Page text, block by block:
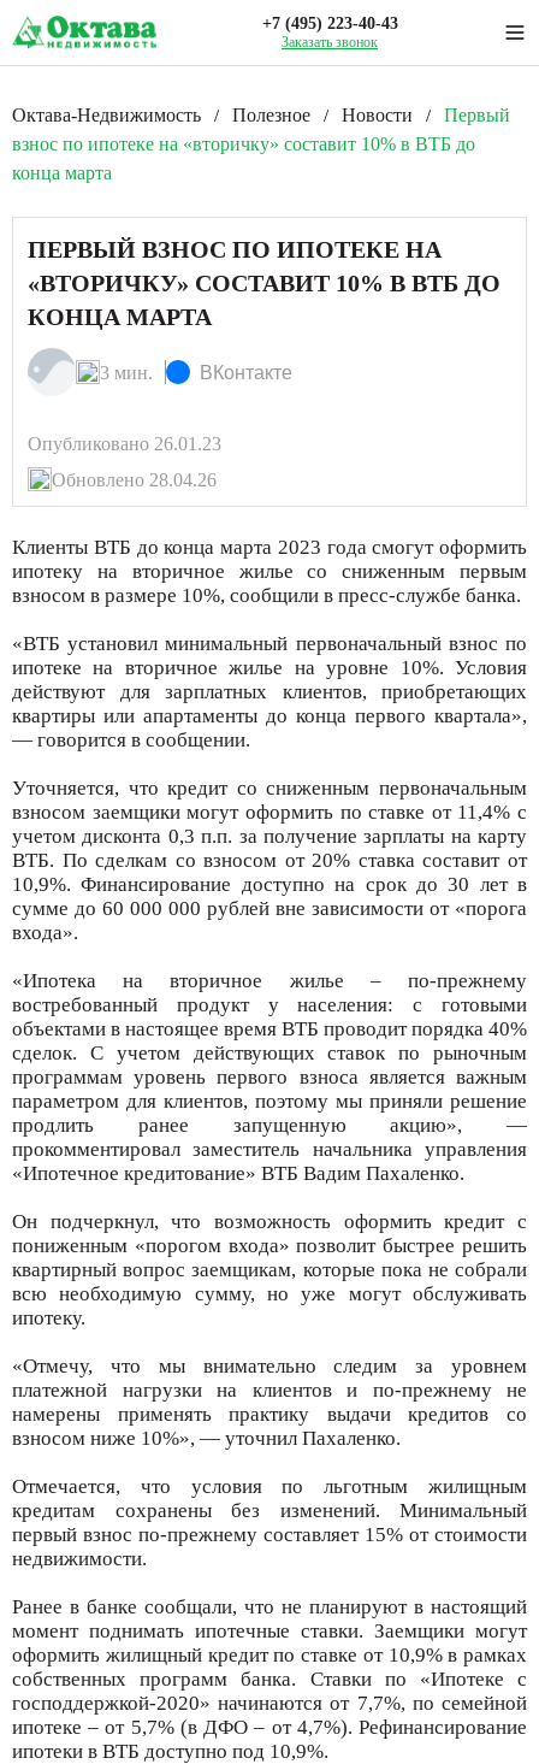
+7 (495) 223-40-43
Заказать звонок
Октава-Недвижимость / Полезное / Новости /
Первый
взнос по ипотеке на «вторичку» составит 10% в ВТБ до
конца марта
ПЕРВЫЙ ВЗНОС ПО ИПОТЕКЕ НА
«ВТОРИЧКУ» СОСТАВИТ 10% В ВТБ ДО
КОНЦА МАРТА
3 мин. ВКонтакте
Опубликовано 26.01.23
Обновлено 28.04.26
Клиенты ВТБ до конца марта 2023 года смогут оформить
ипотеку на вторичное жилье со сниженным первым
взносом в размере 10%, сообщили в пресс-службе банка.
«ВТБ установил минимальный первоначальный взнос по
ипотеке на вторичное жилье на уровне 10%. Условия
действуют для зарплатных клиентов, приобретающих
квартиры или апартаменты до конца первого квартала»,
— говорится в сообщении.
Уточняется, что кредит со сниженным первоначальным
взносом заемщики могут оформить по ставке от 11,4% с
учетом дисконта 0,3 п.п. за получение зарплаты на карту
ВТБ. По сделкам со взносом от 20% ставка составит от
10,9%. Финансирование доступно на срок до 30 лет в
сумме до 60 000 000 рублей вне зависимости от «порога
входа».
«Ипотека на вторичное жилье – по-прежнему
востребованный продукт у населения: с готовыми
объектами в настоящее время ВТБ проводит порядка 40%
сделок. С учетом действующих ставок по рыночным
программам уровень первого взноса является важным
параметром для клиентов, поэтому мы приняли решение
продлить ранее запущенную акцию», —
прокомментировал заместитель начальника управления
«Ипотечное кредитование» ВТБ Вадим Пахаленко.
Он подчеркнул, что возможность оформить кредит с
пониженным «порогом входа» позволит быстрее решить
квартирный вопрос заемщикам, которые пока не собрали
всю необходимую сумму, но уже могут обслуживать
ипотеку.
«Отмечу, что мы внимательно следим за уровнем
платежной нагрузки на клиентов и по-прежнему не
намерены применять практику выдачи кредитов со
взносом ниже 10%», — уточнил Пахаленко.
Отмечается, что условия по льготным жилищным
кредитам сохранены без изменений. Минимальный
первый взнос по-прежнему составляет 15% от стоимости
недвижимости.
Ранее в банке сообщали, что не планируют в настоящий
момент поднимать ипотечные ставки. Заемщики могут
оформить жилищный кредит по ставке от 10,9% в рамках
собственных программ банка. Ставки по «Ипотеке с
господдержкой-2020» начинаются от 7,7%, по семейной
ипотеке – от 5,7% (в ДФО – от 4,7%). Рефинансирование
ипотеки в ВТБ доступно под 10,9%.